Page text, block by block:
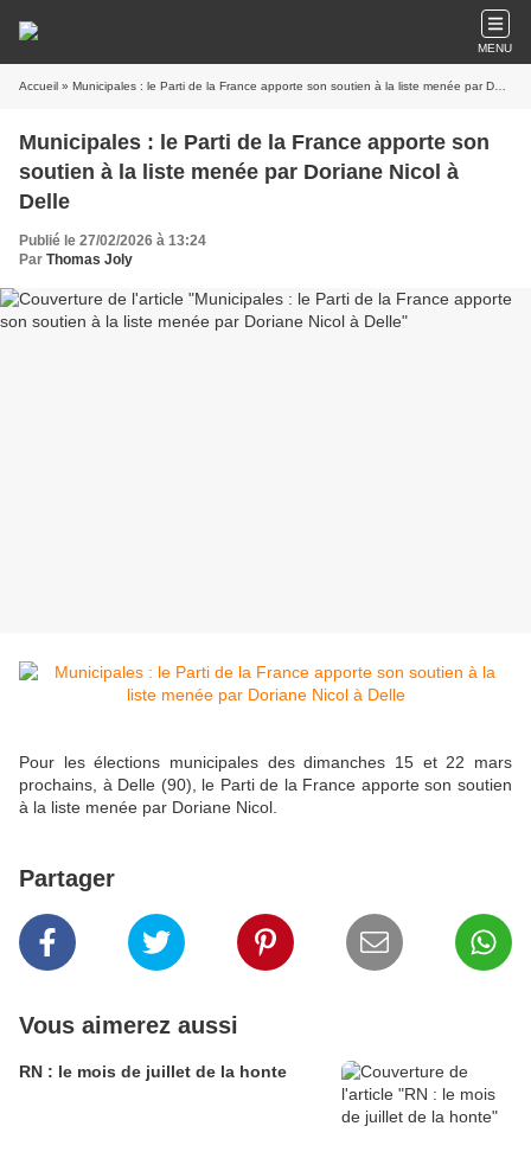
MENU
Accueil » Municipales : le Parti de la France apporte son soutien à la liste menée par Doriane Nicol à Delle
Municipales : le Parti de la France apporte son
soutien à la liste menée par Doriane Nicol à
Delle
Publié le 27/02/2026 à 13:24
Par Thomas Joly
Pour les élections municipales des dimanches 15 et 22 mars
prochains, à Delle (90), le Parti de la France apporte son soutien
à la liste menée par Doriane Nicol.
Partager
Vous aimerez aussi
RN : le mois de juillet de la honte